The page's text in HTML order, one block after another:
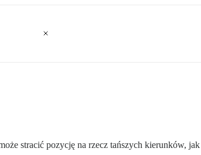
stracić pozycję na rzecz tańszych kierunków,